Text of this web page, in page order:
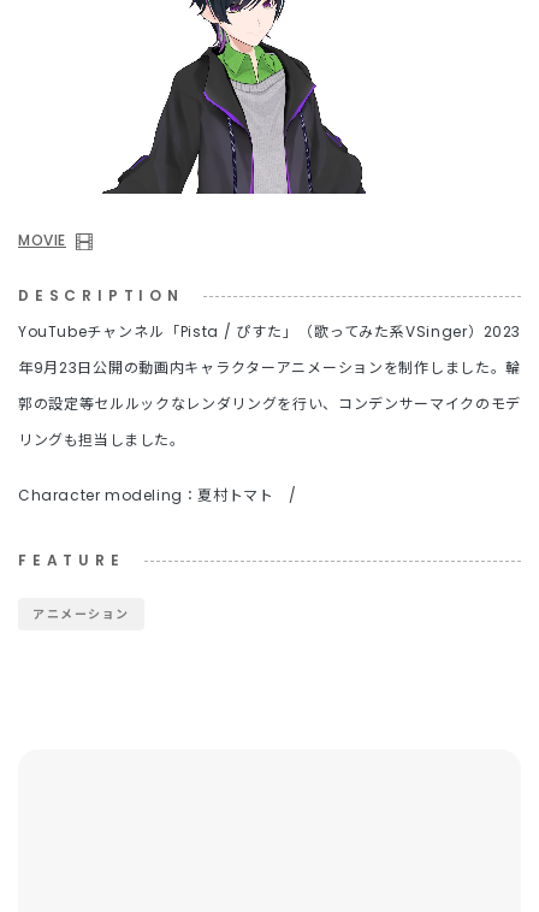
MOVIE
DESCRIPTION
YouTubeチャンネル「Pista / ぴすた」（歌ってみた系VSinger）2023
年9月23日公開の動画内キャラクターアニメーションを制作しました。輪
郭の設定等セルルックなレンダリングを行い、コンデンサーマイクのモデ
リングも担当しました。
Character modeling：夏村トマト /
FEATURE
アニメーション